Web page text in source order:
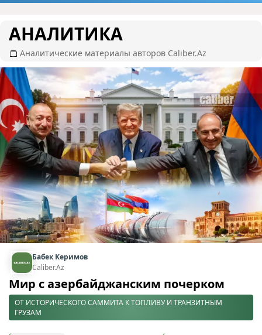
АНАЛИТИКА
Аналитические материалы авторов Caliber.Az
Бабек Керимов
Caliber.Az
Мир с азербайджанским почерком
ОТ ИСТОРИЧЕСКОГО САММИТА К ТОПЛИВУ И ТРАНЗИТНЫМ
ГРУЗАМ